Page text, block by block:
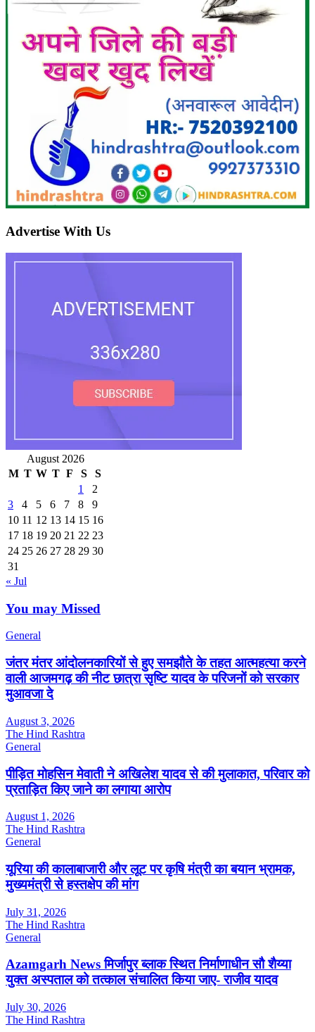
Advertise With Us
August 2026
M T W T F S
S
1
2
3
4 5 6 7 8
9
10 11 12 13 14 15 16
17 18 19 20 21 22 23
24 25 26 27 28 29 30
31
« Jul
You may Missed
General
जंतर मंतर आंदोलनकारियों से हुए समझौते के तहत आत्महत्या करने
वाली आजमगढ़ की नीट छात्रा सृष्टि यादव के परिजनों को सरकार
मुआवजा दे
August 3, 2026
The Hind Rashtra
General
पीड़ित मोहसिन मेवाती ने अखिलेश यादव से की मुलाकात, परिवार को
प्रताड़ित किए जाने का लगाया आरोप
August 1, 2026
The Hind Rashtra
General
यूरिया की कालाबाजारी और लूट पर कृषि मंत्री का बयान भ्रामक,
मुख्यमंत्री से हस्तक्षेप की मांग
July 31, 2026
The Hind Rashtra
General
Azamgarh News मिर्जापुर ब्लाक स्थित निर्माणाधीन सौ शैय्या
युक्त अस्पताल को तत्काल संचालित किया जाए- राजीव यादव
July 30, 2026
The Hind Rashtra